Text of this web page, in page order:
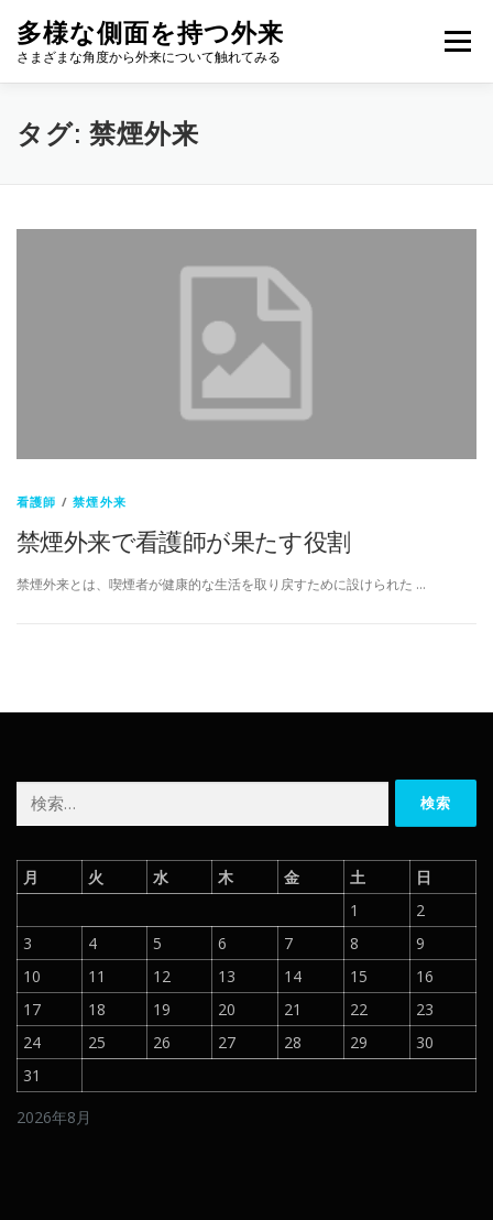
多様な側面を持つ外来
さまざまな角度から外来について触れてみる
メニュー
タグ: 禁煙外来
看護師 /禁煙外来
禁煙外来で看護師が果たす役割
禁煙外来とは、喫煙者が健康的な生活を取り戻すために設けられた …
索:
2026年8月
月 火 水 木 金 土
日
1
2
3
4 5 6 7 8
9
10
11 12 13 14 15
16
17
18 19 20 21 22
23
24
25 26 27 28 29
30
31